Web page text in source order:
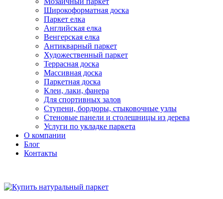
Широкоформатная доска
Паркет елка
Английская елка
Венгерская елка
Антикварный паркет
Художественный паркет
Террасная доска
Массивная доска
Паркетная доска
Клеи, лаки, фанера
Для спортивных залов
Ступени, бордюры, стыковочные узлы
Стеновые панели и столешницы из дерева
Услуги по укладке паркета
О компании
Блог
Контакты